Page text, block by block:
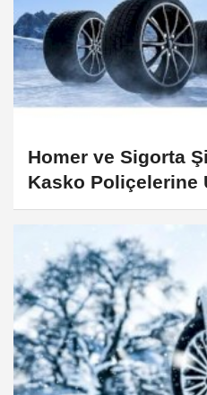
Homer ve Sigorta
Kasko Poliçelerine
Değişim ve